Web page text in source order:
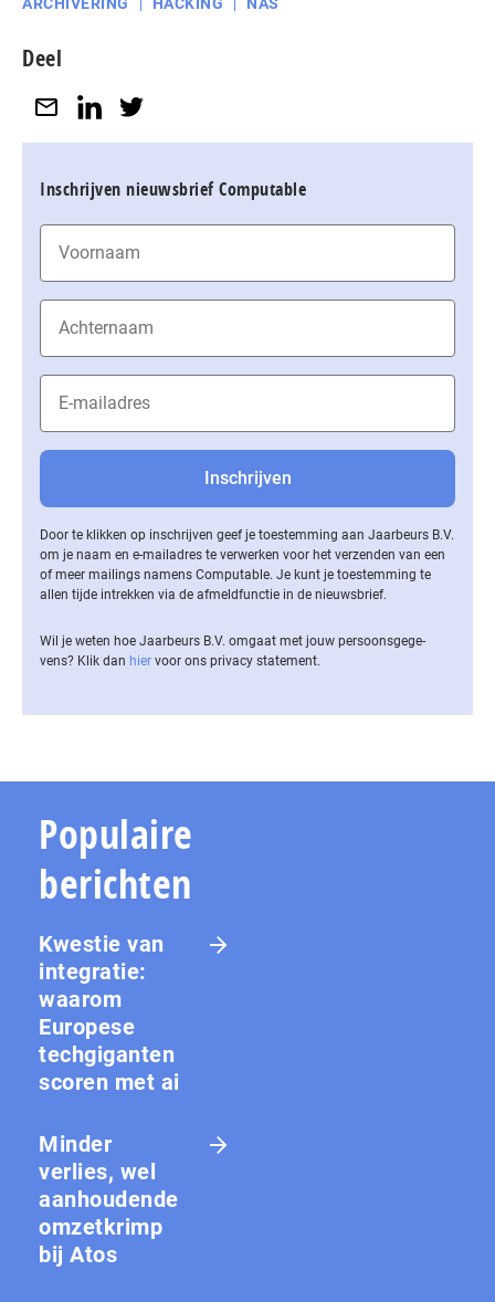
Deel
Inschrijven nieuwsbrief Computable
Door te klikken op inschrijven geef je toestemming aan Jaarbeurs B.V.
om je naam en e-mailadres te verwerken voor het verzenden van een
of meer mailings namens Computable. Je kunt je toestemming te
allen tijde intrekken via de af­meld­func­tie in de nieuwsbrief.
Wil je weten hoe Jaarbeurs B.V. omgaat met jouw per­soons­ge­ge­
vens? Klik dan hier voor ons privacy statement.
Populaire
berichten
Kwestie van
integratie:
waarom
Europese
techgiganten
scoren met ai
Minder
verlies, wel
aanhoudende
omzetkrimp
bij Atos